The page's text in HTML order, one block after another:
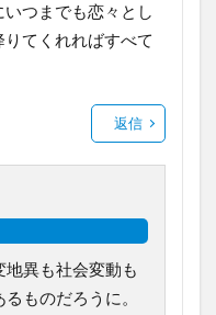
つまでも恋々とし
てくれればすべて
返信
異も社会変動も
ものだろうに。